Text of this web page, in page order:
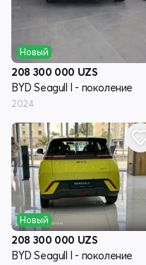
Новый
208 300 000 UZS
BYD Seagull I - поколение
2024
Новый
208 300 000 UZS
BYD Seagull I - поколение